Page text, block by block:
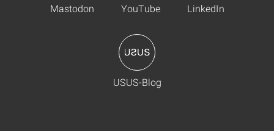
Mastodon YouTube LinkedIn
USUS-Blog